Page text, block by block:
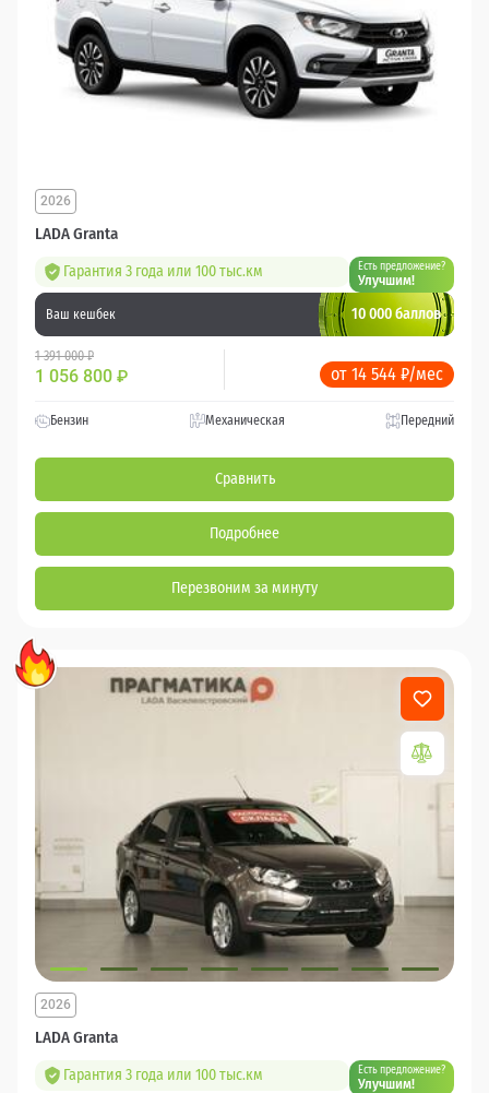
LADA Granta
2026
Гарантия 3 года или 100 тыс.км Есть предложение?
Улучшим!
Ваш кешбек 10 000 баллов
1 391 000 ₽
1 056 800 ₽ от 14 544 ₽/мес
Бензин Механическая Передний
Сравнить
Подробнее
Перезвоним за минуту
LADA Granta
2026
Гарантия 3 года или 100 тыс.км Есть предложение?
Улучшим!